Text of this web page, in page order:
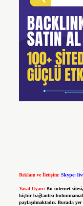
Reklam ve İletişim: Skype:
Yasal Uyarı: Bu internet
hiçbir bağlantısı
paylaşılmaktadır. Burada